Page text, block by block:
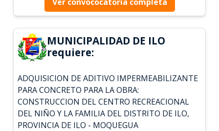
MUNICIPALIDAD DE ILO
requiere:
ADQUISICION DE ADITIVO IMPERMEABILIZANTE
PARA CONCRETO PARA LA OBRA:
CONSTRUCCION DEL CENTRO RECREACIONAL
DEL NIÑO Y LA FAMILIA DEL DISTRITO DE ILO,
PROVINCIA DE ILO - MOQUEGUA